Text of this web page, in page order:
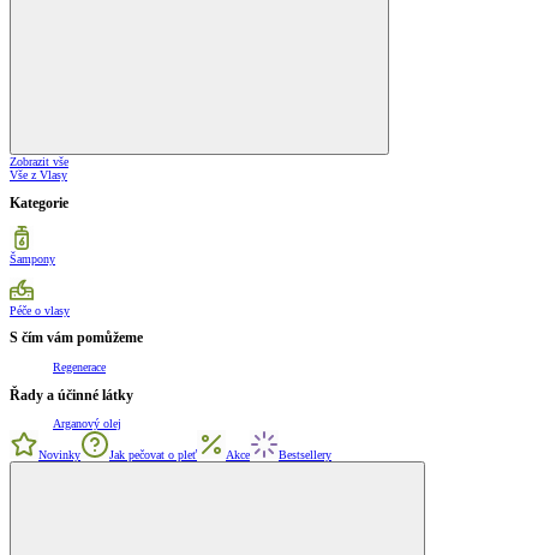
Zobrazit vše
Vše z Vlasy
Kategorie
Šampony
Péče o vlasy
S čím vám pomůžeme
Regenerace
Řady a účinné látky
Arganový olej
Novinky Jak pečovat o pleť Akce Bestsellery